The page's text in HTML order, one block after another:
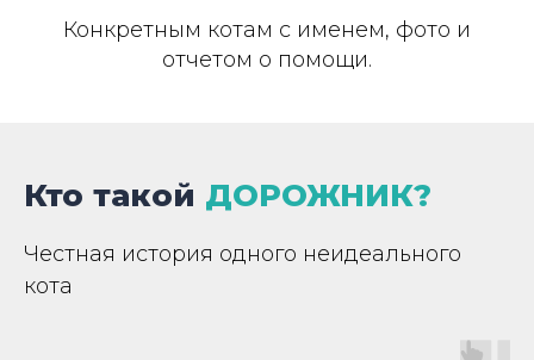
Конкретным котам с именем, фото и
отчетом о помощи.
Кто такой ДОРОЖНИК?
Честная история одного неидеального
кота